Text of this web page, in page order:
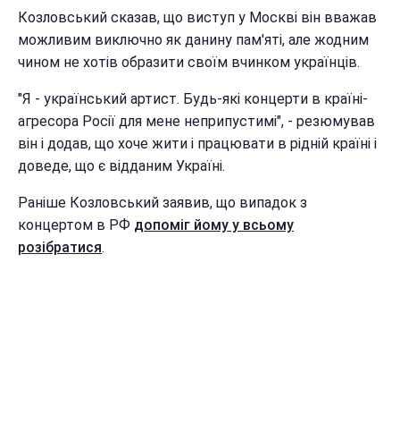
Козловський сказав, що виступ у Москві він вважав
можливим виключно як данину пам'яті, але жодним
чином не хотів образити своїм вчинком українців.
"Я - український артист. Будь-які концерти в країні-
агресора Росії для мене неприпустимі", - резюмував
він і додав, що хоче жити і працювати в рідній країні і
доведе, що є відданим Україні.
Раніше Козловський заявив, що випадок з
концертом в РФ допоміг йому у всьому
розібратися.